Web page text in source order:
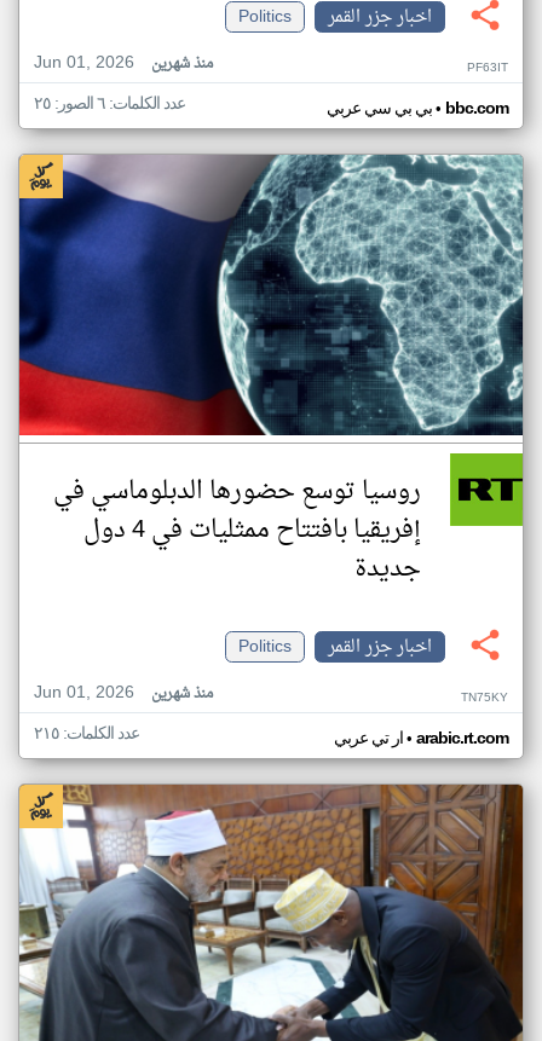
اخبار جزر القمر
Politics
Jun 01, 2026
منذ شهرين PF63IT
بي بي سي عربي• bbc.com عدد الكلمات: ٦ الصور: ٢٥
روسيا توسع حضورها الدبلوماسي في
إفريقيا بافتتاح ممثليات في 4 دول
جديدة
اخبار جزر القمر
Politics
Jun 01, 2026
منذ شهرين TN75KY
ار تي عربي• arabic.rt.com عدد الكلمات: ٢١٥